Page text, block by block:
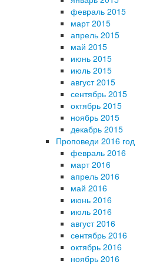
февраль 2015
март 2015
апрель 2015
май 2015
июнь 2015
июль 2015
август 2015
сентябрь 2015
октябрь 2015
ноябрь 2015
декабрь 2015
Проповеди 2016 год
февраль 2016
март 2016
апрель 2016
май 2016
июнь 2016
июль 2016
август 2016
сентябрь 2016
октябрь 2016
ноябрь 2016